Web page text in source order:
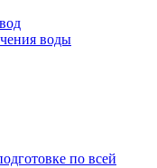
воды
по всей